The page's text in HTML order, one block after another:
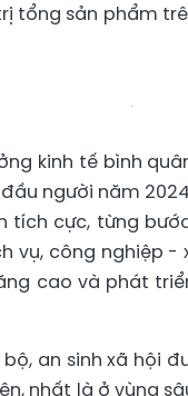
sản phẩm
kinh tế bình
đầu người năm
tích cực, từng
vụ, công nghiệp -
cao và phát
an sinh xã hội
nhất là ở vùng